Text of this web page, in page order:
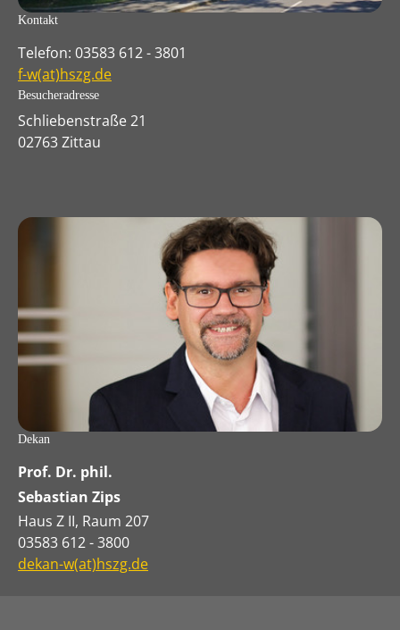
Kontakt
Telefon: 03583 612 - 3801
f-w(at)hszg.de
Besucheradresse
Schliebenstraße 21
02763 Zittau
Dekan
Prof. Dr. phil.
Sebastian Zips
Haus Z II, Raum 207
03583 612 - 3800
dekan-w(at)hszg.de